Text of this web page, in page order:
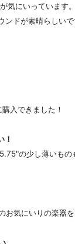
気にいっています。
ンドが素晴らしいで
入できました！
！
の少し薄いも
気にいりの楽器